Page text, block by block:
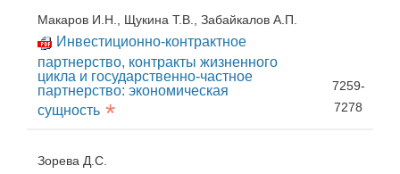
Макаров И.Н., Щукина Т.В., Забайкалов А.П.
Инвестиционно-контрактное
партнерство, контракты жизненного
цикла и государственно-частное
партнерство: экономическая
сущность *
7259-
7278
Зорева Д.С.